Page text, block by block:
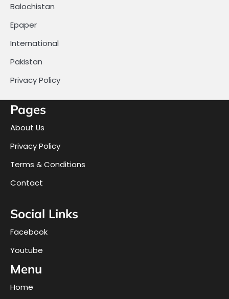
Balochistan
Epaper
International
Pakistan
Privacy Policy
Pages
About Us
Privacy Policy
Terms & Conditions
Contact
Social Links
Facebook
Youtube
Menu
Home